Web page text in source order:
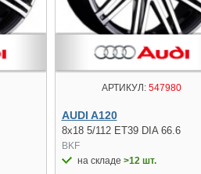
АРТИКУЛ: 547980
AUDI A120
8x18 5/112 ET39 DIA 66.6
BKF
на складе >12 шт.